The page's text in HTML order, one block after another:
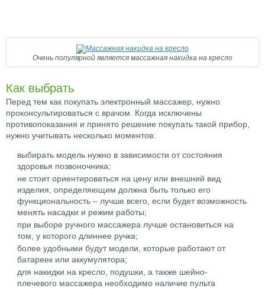
Очень популярной является массажная накидка на кресло
Как выбрать
Перед тем как покупать электронный массажер, нужно
проконсультироваться с врачом. Когда исключены
противопоказания и принято решение покупать такой прибор,
нужно учитывать несколько моментов:
выбирать модель нужно в зависимости от состояния
здоровья позвоночника;
не стоит ориентироваться на цену или внешний вид
изделия, определяющим должна быть только его
функциональность – лучше всего, если будет возможность
менять насадки и режим работы;
при выборе ручного массажера лучше остановиться на
том, у которого длиннее ручка;
более удобными будут модели, которые работают от
батареек или аккумулятора;
для накидки на кресло, подушки, а также шейно-
плечевого массажера необходимо наличие пульта